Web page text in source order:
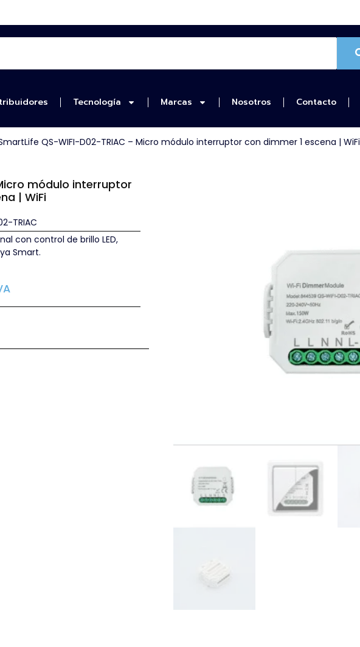
Tecnología Marcas Nosotros Contacto
QS-WIFI-D02-TRIAC – Micro módulo interruptor con dimmer 1 escena | WiFi
módulo interruptor
| WiFi
TRIAC
con control de brillo LED,
Smart.